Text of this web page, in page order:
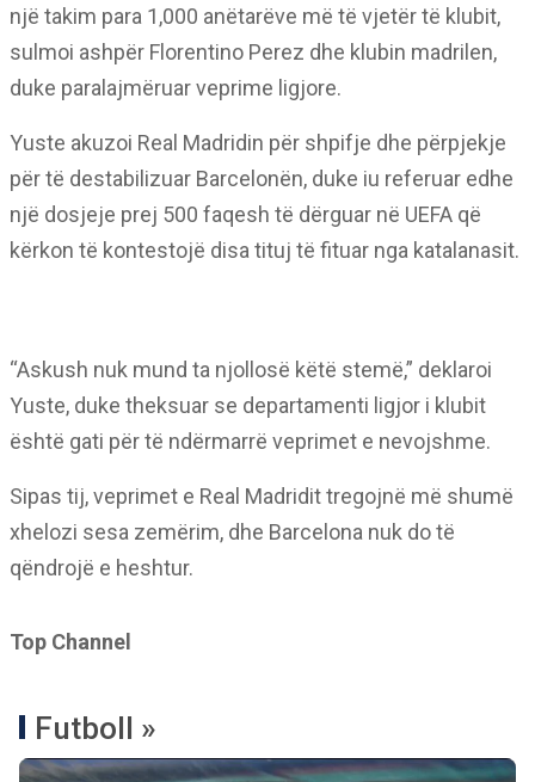
një takim para 1,000 anëtarëve më të vjetër të klubit,
sulmoi ashpër Florentino Perez dhe klubin madrilen,
duke paralajmëruar veprime ligjore.
Yuste akuzoi Real Madridin për shpifje dhe përpjekje
për të destabilizuar Barcelonën, duke iu referuar edhe
një dosjeje prej 500 faqesh të dërguar në UEFA që
kërkon të kontestojë disa tituj të fituar nga katalanasit.
“Askush nuk mund ta njollosë këtë stemë,” deklaroi
Yuste, duke theksuar se departamenti ligjor i klubit
është gati për të ndërmarrë veprimet e nevojshme.
Sipas tij, veprimet e Real Madridit tregojnë më shumë
xhelozi sesa zemërim, dhe Barcelona nuk do të
qëndrojë e heshtur.
Top Channel
Futboll »